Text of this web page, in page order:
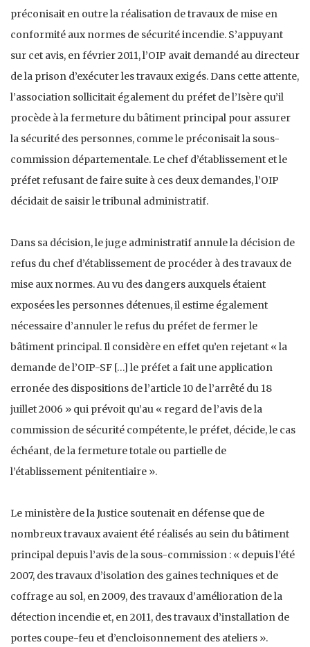
préconisait en outre la réalisation de travaux de mise en
conformité aux normes de sécurité incendie. S’appuyant
sur cet avis, en février 2011, l’OIP avait demandé au directeur
de la prison d’exécuter les travaux exigés. Dans cette attente,
l’association sollicitait également du préfet de l’Isère qu’il
procède à la fermeture du bâtiment principal pour assurer
la sécurité des personnes, comme le préconisait la sous-
commission départementale. Le chef d’établissement et le
préfet refusant de faire suite à ces deux demandes, l’OIP
décidait de saisir le tribunal administratif.
Dans sa décision, le juge administratif annule la décision de
refus du chef d’établissement de procéder à des travaux de
mise aux normes. Au vu des dangers auxquels étaient
exposées les personnes détenues, il estime également
nécessaire d’annuler le refus du préfet de fermer le
bâtiment principal. Il considère en effet qu’en rejetant « la
demande de l’OIP-SF […] le préfet a fait une application
erronée des dispositions de l’article 10 de l’arrêté du 18
juillet 2006 » qui prévoit qu’au « regard de l’avis de la
commission de sécurité compétente, le préfet, décide, le cas
échéant, de la fermeture totale ou partielle de
l’établissement pénitentiaire ».
Le ministère de la Justice soutenait en défense que de
nombreux travaux avaient été réalisés au sein du bâtiment
principal depuis l’avis de la sous-commission : « depuis l’été
2007, des travaux d’isolation des gaines techniques et de
coffrage au sol, en 2009, des travaux d’amélioration de la
détection incendie et, en 2011, des travaux d’installation de
portes coupe-feu et d’encloisonnement des ateliers ».